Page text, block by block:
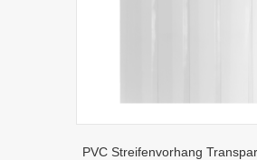
PVC Streifenvorhang